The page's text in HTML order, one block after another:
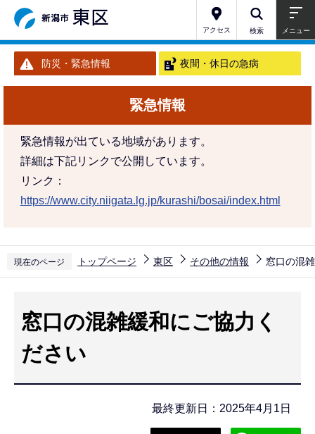
ジ
先
アクセス 検索 メニュー
防災・緊急情報 夜間・休日の急病
緊急情報
緊急情報が出ている地域があります。
詳細は下記リンクで公開しています。
リンク：
https://www.city.niigata.lg.jp/kurashi/bosai/index.html
現在のページ トップページ 東区 その他の情報 窓口の混
窓口の混雑緩和にご協力く
ださい
最終更新日：2025年4月1日